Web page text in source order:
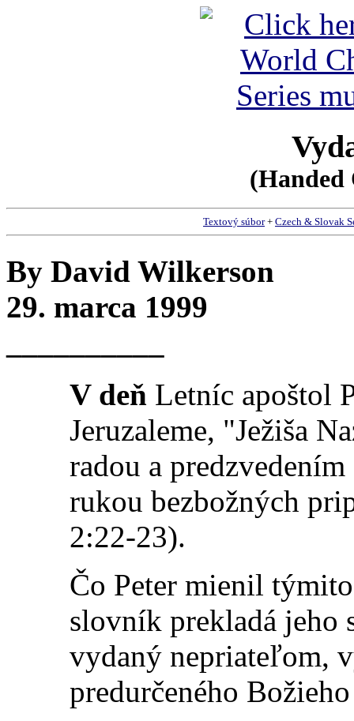
(Handed
Textový súbor+ Czech & Slovak
By David Wilkerson
29. marca 1999
V deň Letníc apoštol
Jeruzaleme, "Ježiša
radou a
rukou bezbožných
2:22-23).
Čo Peter mienil
slovník prekladá jeho
vydaný nepriateľom,
predurčeného